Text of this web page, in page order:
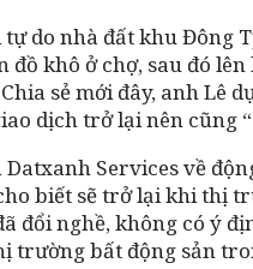
do nhà đất khu Đông
khô ở chợ, sau đó
sẻ mới đây, anh Lê
dịch trở lại nên
Services về
biết sẽ trở lại khi thị
đổi nghề, không có ý
trường bất động sản